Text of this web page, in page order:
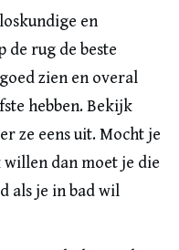
en
de rug de beste
zien en overal
hebben. Bekijk
ze eens uit. Mocht je
dan moet je die
als je in bad wil